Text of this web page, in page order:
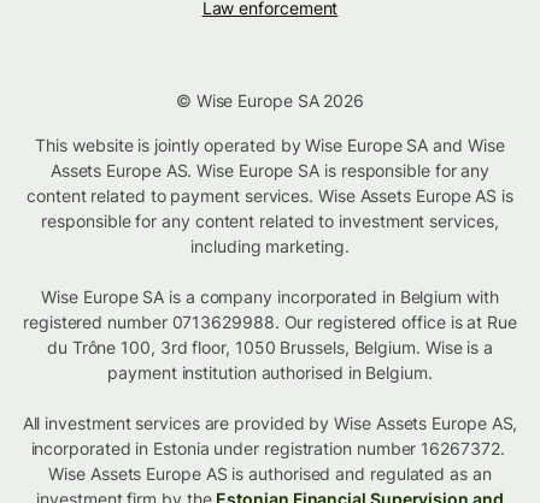
Law enforcement
© Wise Europe SA 2026
This website is jointly operated by Wise Europe SA and Wise
Assets Europe AS. Wise Europe SA is responsible for any
content related to payment services. Wise Assets Europe AS is
responsible for any content related to investment services,
including marketing.
Wise Europe SA is a company incorporated in Belgium with
registered number 0713629988. Our registered office is at Rue
du Trône 100, 3rd floor, 1050 Brussels, Belgium. Wise is a
payment institution authorised in Belgium.
All investment services are provided by Wise Assets Europe AS,
incorporated in Estonia under registration number 16267372.
Wise Assets Europe AS is authorised and regulated as an
investment firm by the Estonian Financial Supervision and